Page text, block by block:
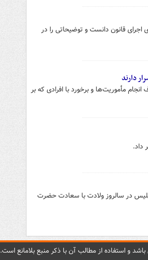
قانون دانست و توضیحاتی را در
دارند
مأموریت‌ها و برخورد با افرادی که بر
داد.
در سالروز ولادت با سعادت حضرت
و استفاده از مطالب آن با ذکر منبع بلامانع است.